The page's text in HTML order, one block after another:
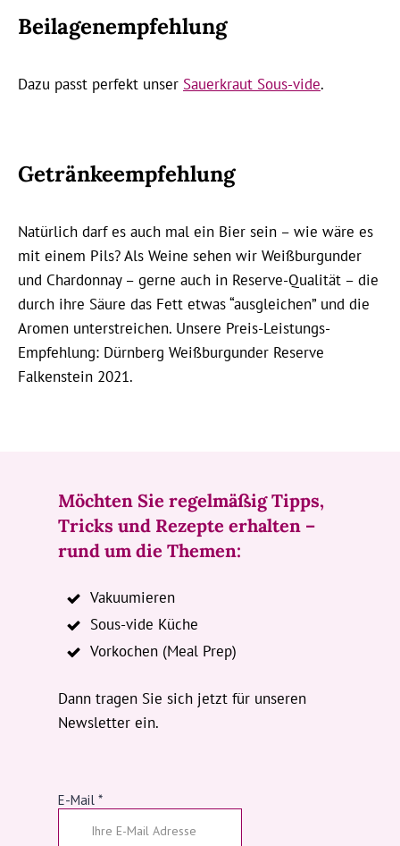
Beilagenempfehlung
Dazu passt perfekt unser Sauerkraut Sous-vide.
Getränkeempfehlung
Natürlich darf es auch mal ein Bier sein – wie wäre es
mit einem Pils? Als Weine sehen wir Weißburgunder
und Chardonnay – gerne auch in Reserve-Qualität – die
durch ihre Säure das Fett etwas “ausgleichen” und die
Aromen unterstreichen. Unsere Preis-Leistungs-
Empfehlung: Dürnberg Weißburgunder Reserve
Falkenstein 2021.
Möchten Sie regelmäßig Tipps,
Tricks und Rezepte erhalten –
rund um die Themen:
Vakuumieren
Sous-vide Küche
Vorkochen (Meal Prep)
Dann tragen Sie sich jetzt für unseren
Newsletter ein.